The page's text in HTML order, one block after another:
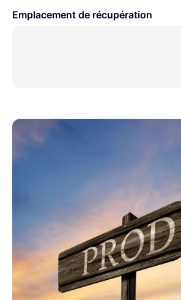
Emplacement de récupération